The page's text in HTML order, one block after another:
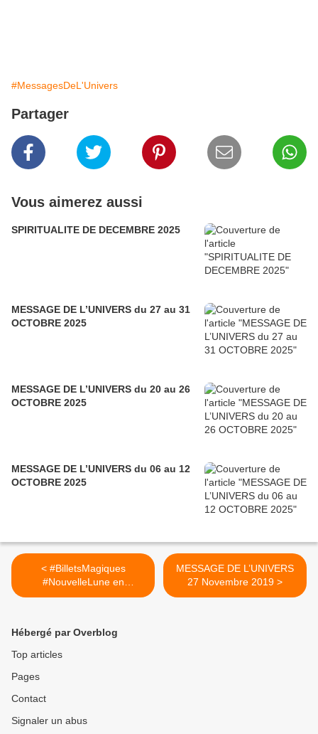
#MessagesDeL'Univers
Partager
Vous aimerez aussi
SPIRITUALITE DE DECEMBRE 2025
MESSAGE DE L’UNIVERS du 27 au 31
OCTOBRE 2025
MESSAGE DE L’UNIVERS du 20 au 26
OCTOBRE 2025
MESSAGE DE L’UNIVERS du 06 au 12
OCTOBRE 2025
< #BilletsMagiques
#NouvelleLune en
Sagittaire 26 Novembre
MESSAGE DE L’UNIVERS
27 Novembre 2019 >
Hébergé par Overblog
Top articles
Pages
Contact
Signaler un abus